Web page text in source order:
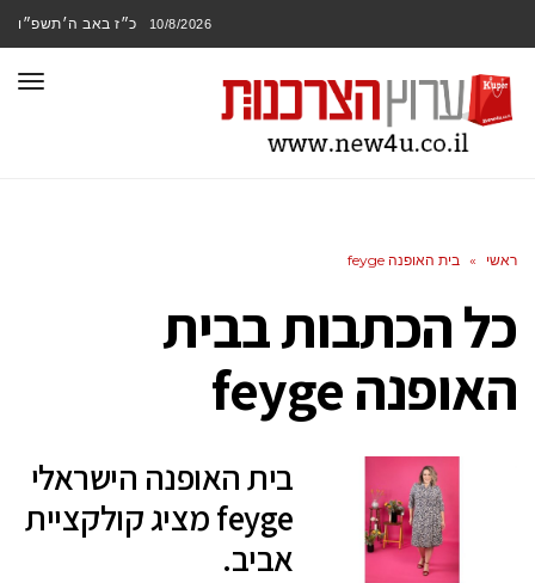
10/8/2026 כ״ז באב ה׳תשפ״ו
ראשי » בית האופנה feyge
כל הכתבות בבית
האופנה feyge
בית האופנה הישראלי
feyge מציג קולקציית
אביב.